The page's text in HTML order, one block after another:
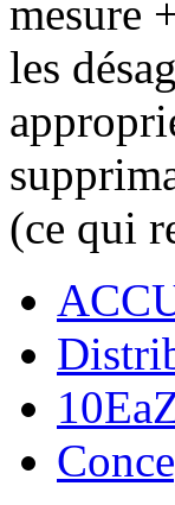
mesure
les
(ce qui